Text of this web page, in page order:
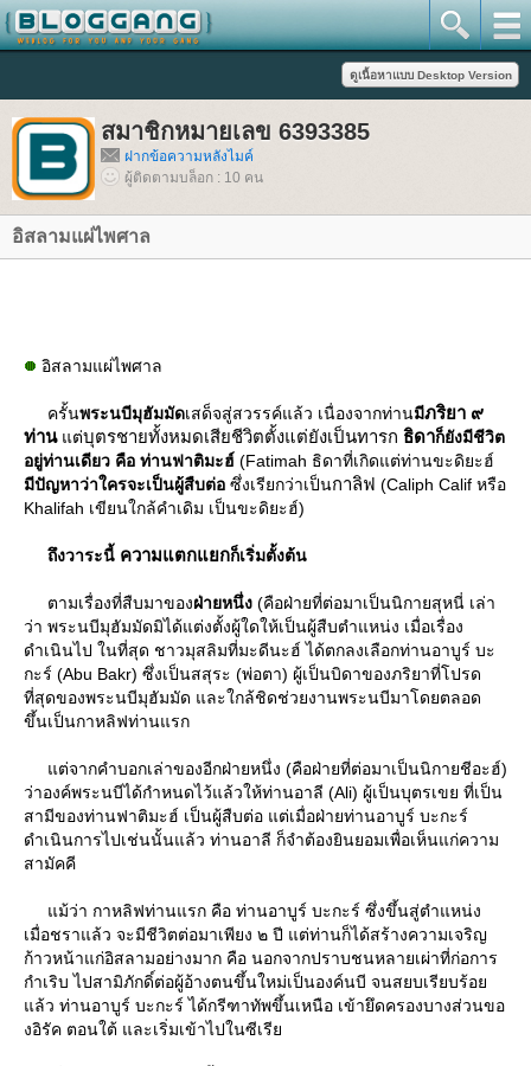
สมาชิกหมายเลข 6393385
ฝากข้อความหลังไมค์
ผู้ติดตามบล็อก : 10 คน
อิสลามแผ่ไพศาล
อิสลามแผ่ไพศาล
ครั้นพระนบีมุฮัมมัดเสด็จสู่สวรรค์แล้ว เนื่องจากท่านมีภริยา ๙
ท่าน ต่บุตรชายทั้งหมดเสียชีวิตตั้งแต่ยังเป็นทารก ธิดาก็ยังมีชีวิต
อยู่ท่านเดียว คือ ท่านฟาติมะฮ์ (Fatimah ธิดาที่เกิดแต่ท่านขะดิยะฮ์
มีปัญหาว่าใครจะเป็นผู้สืบต่อ ซึ่งเรียกว่าเป็นกาลิฟ (Caliph Calif หรือ
Khalifah เขียนใกล้คำเดิม เป็นขะดิยะฮ์)
ถึงวาระนี้ ความแตกแยกก็เริ่มตั้งต้น
ตามเรื่องที่สืบมาของฝ่ายหนึ่ง (คือฝ่ายที่ต่อมาเป็นนิกายสุหนี่ เล่า
ว่า พระนบีมุฮัมมัดมิได้แต่งตั้งผู้ใดให้เป็นผู้สืบตำแหน่ง เมื่อเรื่อง
ดำเนินไป ในที่สุด ชาวมุสลิมที่มะดีนะฮ์ ได้ตกลงเลือกท่านอาบูร์ บะ
กะร์ (Abu Bakr) ซึ่งเป็นสสุระ (พ่อตา) ผู้เป็นบิดาของภริยาที่โปรด
ที่สุดของพระนบีมุฮัมมัด และใกล้ชิดช่วยงานพระนบีมาโดยตลอด
ขึ้นเป็นกาหลิฟท่านแรก
ต่จากคำบอกเล่าของอีกฝ่ายหนึ่ง (คือฝ่ายที่ต่อมาเป็นนิกายชีอะฮ์)
ว่าองค์พระนบีได้กำหนดไว้แล้วให้ท่านอาลี (Ali) ผู้เป็นบุตรเขย ที่เป็น
สามีของท่านฟาติมะฮ์ เป็นผู้สืบต่อ แต่เมื่อฝ่ายท่านอาบูร์ บะกะร์
ดำเนินการไปเช่นนั้นแล้ว ท่านอาลี ก็จำต้องยินยอมเพื่อเห็นแก่ความ
สามัคคี
ม้ว่า กาหลิฟท่านแรก คือ ท่านอาบูร์ บะกะร์ ซึ่งขึ้นสู่ตำแหน่ง
เมื่อชราแล้ว จะมีชีวิตต่อมาเพียง ๒ ปี แต่ท่านก็ได้สร้างความเจริญ
ก้าวหน้าแก่อิสลามอย่างมาก คือ นอกจากปราบชนหลายเผ่าที่ก่อการ
กำเริบ ไปสามิภักดิ์ต่อผู้อ้างตนขึ้นใหม่เป็นองค์นบี จนสยบเรียบร้อ
ล้ว ท่านอาบูร์ บะกะร์ ได้กรีฑาทัพขึ้นเหนือ เข้ายึดครองบางส่วนขอ
งอิรัค ตอนใต้ และเริ่มเข้าไปในซีเรี